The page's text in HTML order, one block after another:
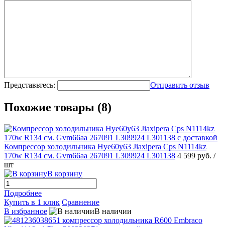
Представьтесь: Отправить отзыв
Похожие товары (8)
Компрессор холодильника Hye60y63 Jiaxipera Cps N1114kz
170w R134 см. Gvm66aa 267091 L309924 L301138 4 599 руб. /
шт
В корзину
Подробнее
Купить в 1 клик Сравнение
В избранное
В наличии